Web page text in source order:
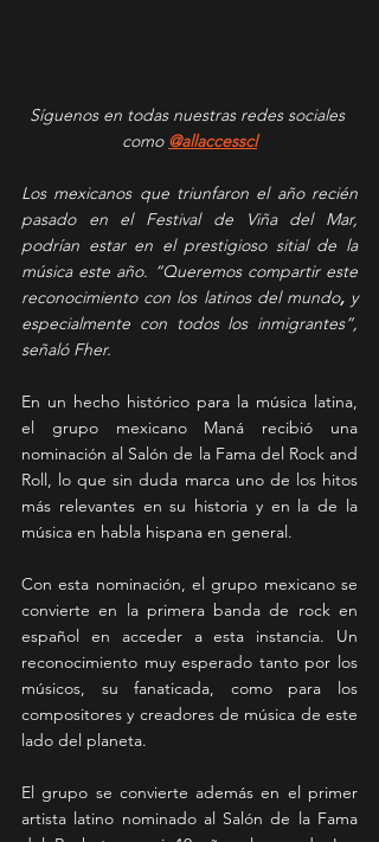
Síguenos en todas nuestras redes sociales
como @allaccesscl
Los mexicanos que triunfaron el año recién
pasado en el Festival de Viña del Mar,
podrían estar en el prestigioso sitial de la
música este año. “Queremos compartir este
reconocimiento con los latinos del mundo, y
especialmente con todos los inmigrantes”,
señaló Fher.
En un hecho histórico para la música latina,
el grupo mexicano Maná recibió una
nominación al Salón de la Fama del Rock and
Roll, lo que sin duda marca uno de los hitos
más relevantes en su historia y en la de la
música en habla hispana en general.
Con esta nominación, el grupo mexicano se
convierte en la primera banda de rock en
español en acceder a esta instancia. Un
reconocimiento muy esperado tanto por los
músicos, su fanaticada, como para los
compositores y creadores de música de este
lado del planeta.
El grupo se convierte además en el primer
artista latino nominado al Salón de la Fama